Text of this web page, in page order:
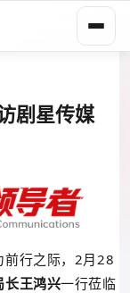
剧星传媒
行之际， 2月28
长王鸿兴一行莅临